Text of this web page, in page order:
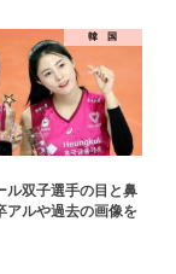
韓 国
ル双子選手の目と鼻
アルや過去の画像を